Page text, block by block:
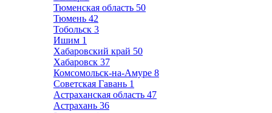
Тюменская область 50
Тюмень 42
Тобольск 3
Ишим 1
Хабаровский край 50
Хабаровск 37
Комсомольск-на-Амуре 8
Советская Гавань 1
Астраханская область 47
Астрахань 36